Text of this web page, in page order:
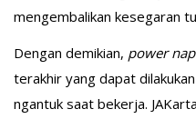
mengembalikan kesegaran
Dengan demikian, power nap
terakhir yang dapat
ngantuk saat bekerja.